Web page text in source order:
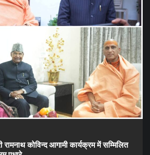
रामनाथ कोविन्द आगामी कार्यक्रम में सम्मिलित